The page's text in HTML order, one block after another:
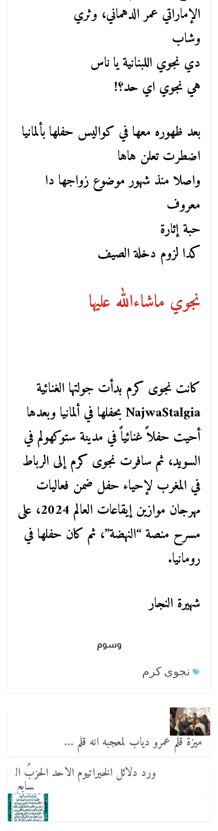
الإماراتي عمر الدهماني، وثري
وشاب
دي نجوي اللبنانية يا ناس
هي نجوي اي حد؟!
بعد ظهوره معها في كواليس حفلها بألمانيا
اضطرت تعلن هاها
واصلا منذ شهور موضوع زواجها دا
معروف
حبة إثارة
كدا لزوم دخلة الصيف
نجوي ماشاءالله عليها
كانت نجوى كرم بدأت جولتها الغنائية
NajwaStalgia بحفلها في ألمانيا وبعدها
أحيت حفلاً غنائياً في مدينة ستوكهولم في
السويد، ثم سافرت نجوى كرم إلى الرباط
في المغرب لإحياء حفل ضمن فعاليات
مهرجان موازين إيقاعات العالم 2024، على
مسرح منصة “النهضة”، ثم كان حفلها في
رومانيا.
شهيرة النجار
وسوم
نجوى كرم
ميزة قلم عمرو دياب لمعجبه انه قلم …
ورد دﻻئل الخيراتيوم الاحد الحزبُ ال
سابع